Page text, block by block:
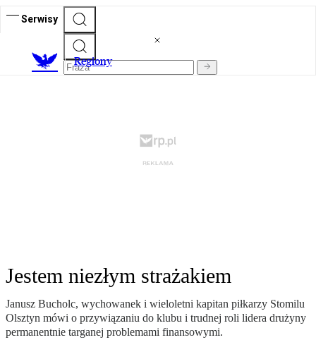
Serwisy
Regiony
Jestem niezłym strażakiem
Janusz Bucholc, wychowanek i wieloletni kapitan piłkarzy Stomilu
Olsztyn mówi o przywiązaniu do klubu i trudnej roli lidera drużyny
permanentnie targanej problemami finansowymi.